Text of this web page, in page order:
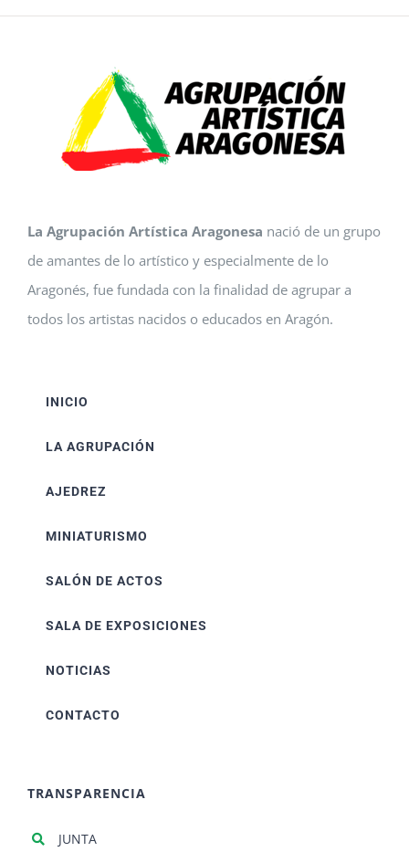
La Agrupación Artística Aragonesa nació de un grupo
de amantes de lo artístico y especialmente de lo
Aragonés, fue fundada con la finalidad de agrupar a
todos los artistas nacidos o educados en Aragón.
INICIO
LA AGRUPACIÓN
AJEDREZ
MINIATURISMO
SALÓN DE ACTOS
SALA DE EXPOSICIONES
NOTICIAS
CONTACTO
TRANSPARENCIA
JUNTA